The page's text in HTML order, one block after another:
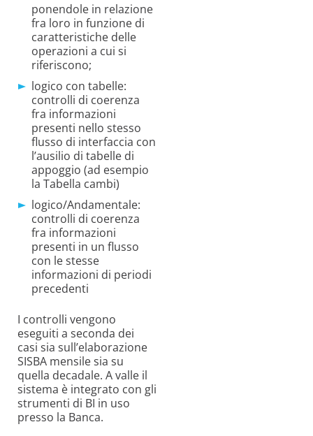
ponendole in relazione
fra loro in funzione di
caratteristiche delle
operazioni a cui si
riferiscono;
logico con tabelle:
controlli di coerenza
fra informazioni
presenti nello stesso
flusso di interfaccia con
l’ausilio di tabelle di
appoggio (ad esempio
la Tabella cambi)
logico/Andamentale:
controlli di coerenza
fra informazioni
presenti in un flusso
con le stesse
informazioni di periodi
precedenti
I controlli vengono
eseguiti a seconda dei
casi sia sull’elaborazione
SISBA mensile sia su
quella decadale. A valle il
sistema è integrato con gli
strumenti di BI in uso
presso la Banca.